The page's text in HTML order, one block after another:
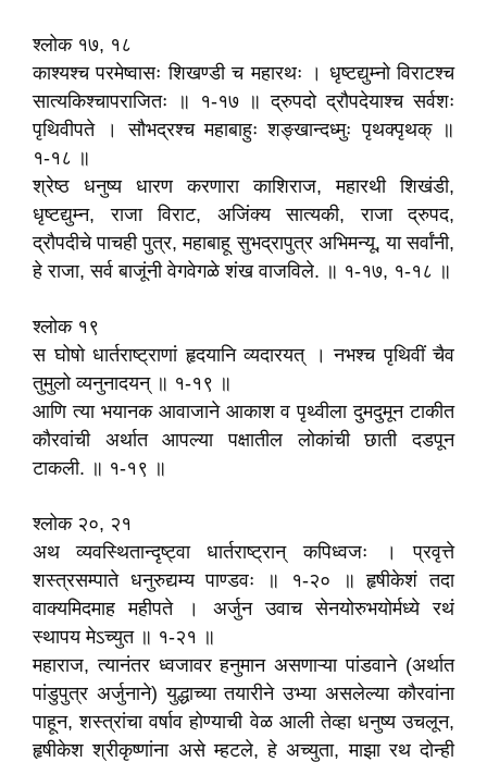
श्लोक १७, १८
काश्यश्च परमेष्वासः शिखण्डी च महारथः । धृष्टद्युम्नो विराटश्च
सात्यकिश्चापराजितः ॥ १-१७ ॥ द्रुपदो द्रौपदेयाश्च सर्वशः
पृथिवीपते । सौभद्रश्च महाबाहुः शङ्खान्दध्मुः पृथक्पृथक्‌ ॥
१-१८ ॥
श्रेष्ठ धनुष्य धारण करणारा काशिराज, महारथी शिखंडी,
धृष्टद्युम्न, राजा विराट, अजिंक्य सात्यकी, राजा द्रुपद,
द्रौपदीचे पाचही पुत्र, महाबाहू सुभद्रापुत्र अभिमन्यू, या सर्वांनी,
हे राजा, सर्व बाजूंनी वेगवेगळे शंख वाजविले. ॥ १-१७, १-१८ ॥
श्लोक १९
स घोषो धार्तराष्ट्राणां हृदयानि व्यदारयत्‌ । नभश्च पृथिवीं चैव
तुमुलो व्यनुनादयन्‌ ॥ १-१९ ॥
आणि त्या भयानक आवाजाने आकाश व पृथ्वीला दुमदुमून टाकीत
कौरवांची अर्थात आपल्या पक्षातील लोकांची छाती दडपून
टाकली. ॥ १-१९ ॥
श्लोक २०, २१
अथ व्यवस्थितान्दृष्ट्वा धार्तराष्ट्रान्‌ कपिध्वजः । प्रवृत्ते
शस्त्रसम्पाते धनुरुद्यम्य पाण्डवः ॥ १-२० ॥ हृषीकेशं तदा
वाक्यमिदमाह महीपते । अर्जुन उवाच सेनयोरुभयोर्मध्ये रथं
स्थापय मेऽच्युत ॥ १-२१ ॥
महाराज, त्यानंतर ध्वजावर हनुमान असणाऱ्या पांडवाने (अर्थात
पांडुपुत्र अर्जुनाने) युद्धाच्या तयारीने उभ्या असलेल्या कौरवांना
पाहून, शस्त्रांचा वर्षाव होण्याची वेळ आली तेव्हा धनुष्य उचलून,
हृषीकेश श्रीकृष्णांना असे म्हटले, हे अच्युता, माझा रथ दोन्ही